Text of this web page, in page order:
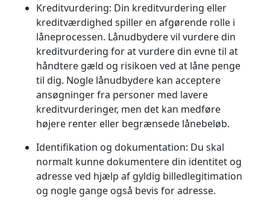
Kreditvurdering: Din kreditvurdering eller
kreditværdighed spiller en afgørende rolle i
låneprocessen. Lånudbydere vil vurdere din
kreditvurdering for at vurdere din evne til at
håndtere gæld og risikoen ved at låne penge
til dig. Nogle lånudbydere kan acceptere
ansøgninger fra personer med lavere
kreditvurderinger, men det kan medføre
højere renter eller begrænsede lånebeløb.
Identifikation og dokumentation: Du skal
normalt kunne dokumentere din identitet og
adresse ved hjælp af gyldig billedlegitimation
og nogle gange også bevis for adresse.